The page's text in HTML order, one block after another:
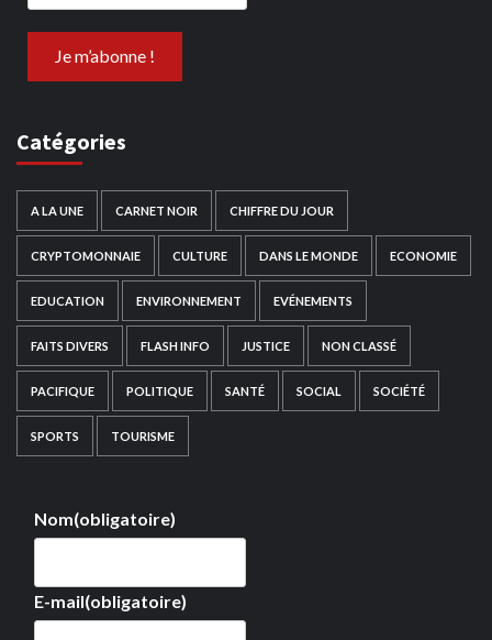
Catégories
A LA UNE CARNET NOIR CHIFFRE DU JOUR
CRYPTOMONNAIE CULTURE DANS LE MONDE ECONOMIE
EDUCATION ENVIRONNEMENT EVÉNEMENTS
FAITS DIVERS FLASH INFO JUSTICE NON CLASSÉ
PACIFIQUE POLITIQUE SANTÉ SOCIAL SOCIÉTÉ
SPORTS TOURISME
Nom(obligatoire)
E-mail(obligatoire)